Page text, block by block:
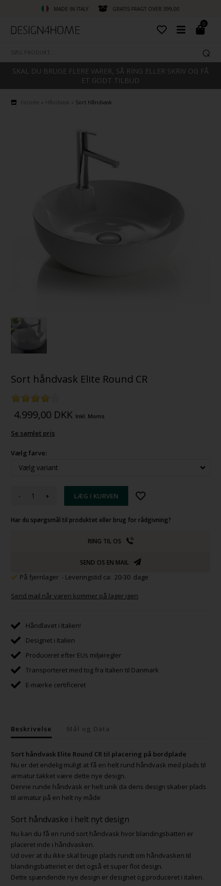
MADE IN ITALY GRATIS FRAGT OVER 399,00
0
SKAL DU BRUGE FLERE VARER, SÅ RING ELLER SKRIV OG FÅ
ET GODT TILBUD
Forside Håndvask Sort Håndvask
Sort håndvask Elite Round CR
4.999,00 DKK Inkl. Moms
Se samlet pris
Vælg farve:
- +
Har du spørgsmål til produktet eller brug for rådgivning?
RING TIL OS
SEND OS EN MAIL
På fjernlager - Leveringstid ca: 20-30 dage
Send mail når varen kommer på lager igen
Håndlavet i Italien!
Designet i Italien
Produceret efter EUs miljøregler
Transporteret med tog fra Italien til Danmark
E-mærke certificeret
Beskrivelse Mål og Data
Sort håndvask Elite Round CR til placering på bordplade
Nu er det endelig muligt at få en helt rund håndvask med plads til
armatur takket være dette nye design.
Denne runde håndvask er helt unik da dens design skaber plads
til armatur på en helt ny måde
Sort håndvaske i helt nyt design
Nu kan du få en rund sort håndvask hvor blandingsbatteri er
placeret inde i håndvasken.
Ud over at du ikke skal bruge plads rundt om håndvasken til
blandingsbatteriet er det også et super flot design.
Dette spændende nye design er designet og produceret i italien.